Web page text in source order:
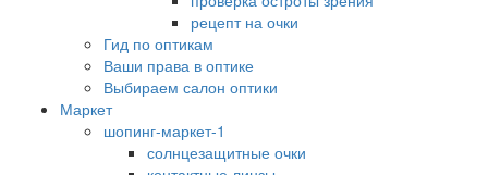
рецепт на очки
Гид по оптикам
Ваши права в оптике
Выбираем салон оптики
Маркет
шопинг-маркет-1
солнцезащитные очки